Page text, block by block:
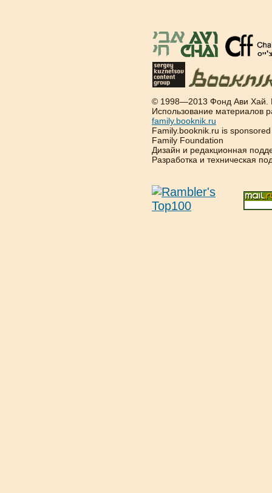
© 1998—2013 Фонд Ави Хай.
Использование материалов
family.booknik.ru
Family.booknik.ru is
Family Foundation
Дизайн и редакционная
Разработка и техническая